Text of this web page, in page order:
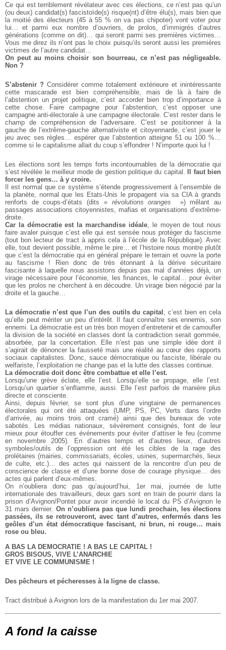
Ce qui est terriblement révélateur avec ces élections, ce n’est pas qu’un
(ou deux) candidat(s) fascistoïde(s) risque(nt) d’être élu(s), mais bien que
la moitié des électeurs (45 à 55 % on va pas chipoter) vont voter pour
lui… et parmi eux nombre d’ouvriers, de prolos, d’immigrés d’autres
générations (comme on dit)… qui seront parmi ses premières victimes…
Vous me direz ils n’ont pas le choix puisqu’ils seront aussi les premières
victimes de l’autre candidat…
On peut au moins choisir son bourreau, ce n’est pas négligeable.
Non ?
S’abstenir ? Considérer comme totalement extérieure et inintéressante
cette mascarade est bien compréhensible, mais de là à faire de
l’abstention un projet politique, c’est accorder bien trop d’importance à
cette chose. Faire campagne pour l’abstention, c’est opposer une
campagne anti-électorale à une campagne électorale. C’est rester dans le
champ de compréhension de l’adversaire. C’est se positionner à la
gauche de l’extrême-gauche alternativiste et citoyennarde, c’est jouer le
jeu avec ses règles… espérer que l’abstention atteigne 51 ou 100 %…
comme si le capitalisme allait du coup s’effondrer ! N’importe quoi lui !
Les élections sont les temps forts incontournables de la démocratie qui
s’est révélée le meilleur mode de gestion politique du capital.
Il faut bien
forcer les gens… à y croire.
Il est normal que ce système s’étende progressivement à l’ensemble de
la planète, normal que les Etats-Unis le propagent via sa CIA à grands
renforts de coups-d’états (dits « révolutions oranges
») mêlant au
passages associations citoyennistes, mafias et organisations d’extrême-
droite.
Car la démocratie est la marchandise idéale, le moyen de tout nous
faire avaler puisque c’est elle qui est sensée nous protéger du fascisme
(tout bon lecteur de tract à appris cela à l’école de la République). Avec
elle, tout devient possible, même le pire… et l’histoire nous montre plutôt
que c’est la démocratie qui en général prépare le terrain et ouvre la porte
au fascisme ! Rien donc de très étonnant à la dérive sécuritaire
fascisante à laquelle nous assistons depuis pas mal d’années déjà, un
virage nécessaire pour l’économie, les finances, le capital… pour éviter
que les prolos ne cherchent à en découdre. Un virage bien négocié par la
droite et la gauche…
La démocratie n’est que l’un des outils du capital
, c’est bien en cela
qu’elle peut mériter un peu d’intérêt. Il faut connaître ses ennemis, son
ennemi. La démocratie est un très bon moyen d’entretenir et de camoufler
la division de la société en classes dont la contradiction serait gommée,
absorbée, par la concertation. Elle n’est pas une simple idée dont il
s’agirait de dénoncer la fausseté mais une réalité au cœur des rapports
sociaux capitalistes. Donc, sauce démocratique ou fasciste, libérale ou
welfariste, l’exploitation ne change pas et la lutte des classes continue.
La démocratie doit donc être combattue et elle l’est.
Lorsqu’une grève éclate, elle l’est. Lorsqu’elle se propage, elle l’est.
Lorsqu’un quartier s’enflamme, aussi. Elle l’est parfois de manière plus
directe et consciente.
Ainsi, depuis février, se sont plus d’une vingtaine de permanences
électorales qui ont été attaquées (UMP, PS, PC, Verts dans l’ordre
d’arrivée, au moins trois ont cramé) ainsi que des bureaux de vote
sabotés. Les médias nationaux, sévèrement consignés, font de leur
mieux pour étouffer ces événements pour éviter d’attiser le feu (comme
en novembre 2005). En d’autres temps et d’autres lieux, d’autres
symboles/outils de l’oppression ont été les cibles de la rage des
prolétaires (mairies, commissariats, écoles, usines, supermarchés, lieux
de culte, etc.)… des actes qui naissent de la rencontre d’un peu de
conscience de classe et d’une bonne dose de courage physique… des
actes qui parlent d’eux-mêmes.
On n’oubliera donc pas qu’aujourd’hui, 1er mai, journée de lutte
internationale des travailleurs, deux gars sont en train de pourrir dans la
prison d’Avignon/Pontet pour avoir incendié le local du PS d’Avignon le
31 mars dernier. On n’oubliera pas que lundi prochain, les élections
passées, ils se retrouveront, avec tant d’autres, enfermés dans les
geôles d’un état démocratique fascisant, ni brun, ni rouge… mais
rose ou bleu.
A BAS LA DEMOCRATIE ! A BAS LE CAPITAL !
GROS BISOUS, VIVE L’ANARCHIE
ET VIVE LE COMMUNISME !
Des pêcheurs et pécheresses à la ligne de classe.
Tract distribué à Avignon lors de la manifestation du 1er mai 2007.
A fond la caisse